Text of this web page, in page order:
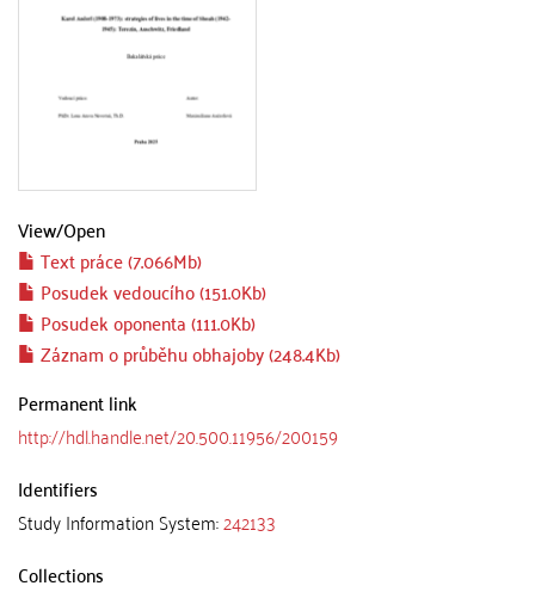
View/Open
Text práce (7.066Mb)
Posudek vedoucího (151.0Kb)
Posudek oponenta (111.0Kb)
Záznam o průběhu obhajoby (248.4Kb)
Permanent link
http://hdl.handle.net/20.500.11956/200159
Identifiers
Study Information System:242133
Collections